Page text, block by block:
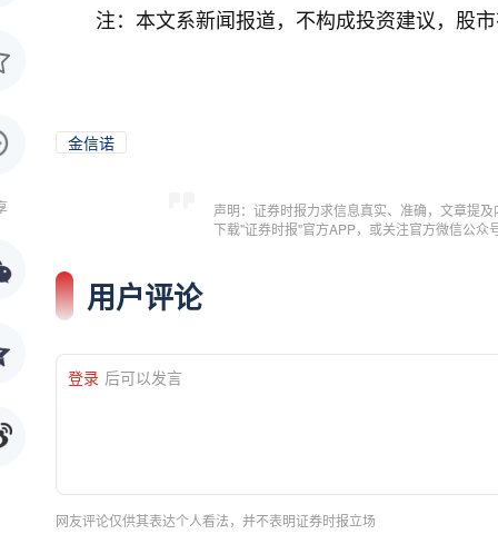
注：本文系新闻报道，不构成投资建议，股
金信诺
声明：证券时报力求信息真实、准确，文章提
下载"证券时报"官方APP，或关注官方微信公
用户评论
登录 后可以发言
网友评论仅供其表达个人看法，并不表明证券时报立场